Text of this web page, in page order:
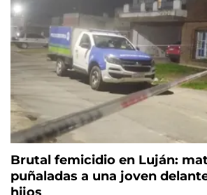
Brutal femicidio en Luján:
puñaladas a una joven